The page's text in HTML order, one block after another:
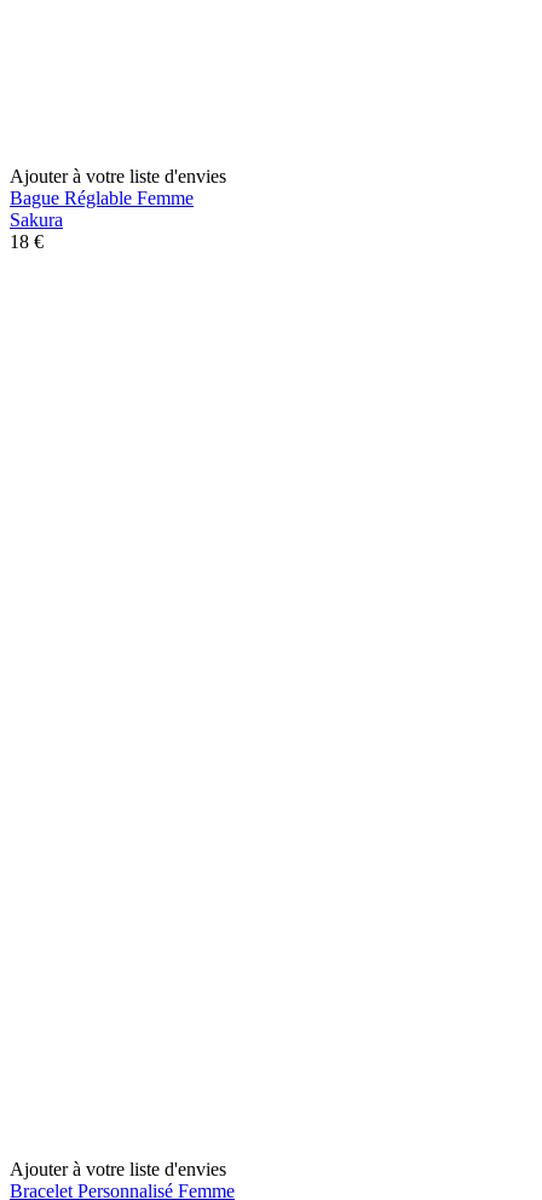
Ajouter à votre liste d'envies
Bague Réglable Femme
Sakura
18 €
Ajouter à votre liste d'envies
Bracelet Personnalisé Femme